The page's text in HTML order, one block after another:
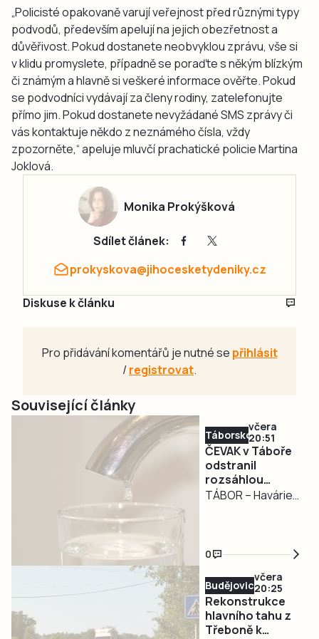
„Policisté opakovaně varují veřejnost před různými typy
podvodů, především apelují na jejich obezřetnost a
důvěřivost. Pokud dostanete neobvyklou zprávu, vše si
v klidu promyslete, případně se poraďte s někým blízkým
či známým a hlavně si veškeré informace ověřte. Pokud
se podvodníci vydávají za členy rodiny, zatelefonujte
přímo jim. Pokud dostanete nevyžádané SMS zprávy či
vás kontaktuje někdo z neznámého čísla, vždy
zpozorněte,“ apeluje mluvčí prachatické policie Martina
Joklová.
Monika Prokýšková
Sdílet článek:
prokyskova@jihocesketydeniky.cz
Diskuse k článku
Pro přidávání komentářů je nutné se přihlásit
/registrovat.
Související články
Táborsko
včera
20:51
ČEVAK v Táboře
odstranil
rozsáhlou
havárii a v půl
TÁBOR – Havárie
odpoledne ocitla
bez vody zhruba
třetina města v
severní části
Tábora, je
vyřešena. Jak nyní
0
Budějovicko
včera
20:25
Rekonstrukce
hlavního tahu z
Třeboně k